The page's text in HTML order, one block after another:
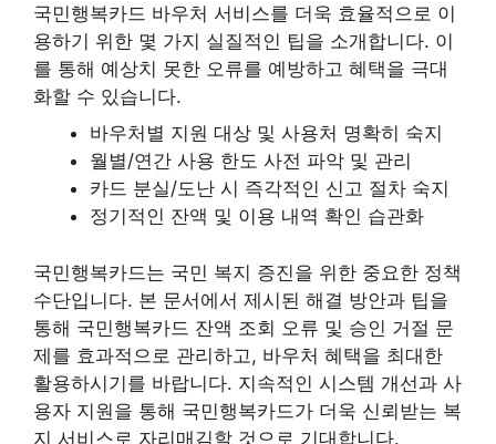
국민행복카드 바우처 서비스를 더욱 효율적으로 이
용하기 위한 몇 가지 실질적인 팁을 소개합니다. 이
를 통해 예상치 못한 오류를 예방하고 혜택을 극대
화할 수 있습니다.
바우처별 지원 대상 및 사용처 명확히 숙지
월별/연간 사용 한도 사전 파악 및 관리
카드 분실/도난 시 즉각적인 신고 절차 숙지
정기적인 잔액 및 이용 내역 확인 습관화
국민행복카드는 국민 복지 증진을 위한 중요한 정책
수단입니다. 본 문서에서 제시된 해결 방안과 팁을
통해 국민행복카드 잔액 조회 오류 및 승인 거절 문
제를 효과적으로 관리하고, 바우처 혜택을 최대한
활용하시기를 바랍니다. 지속적인 시스템 개선과 사
용자 지원을 통해 국민행복카드가 더욱 신뢰받는 복
지 서비스로 자리매김할 것으로 기대합니다.